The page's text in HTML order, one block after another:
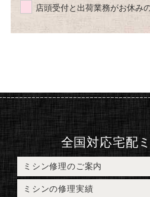
店頭受付と出荷業務がお休み
全国対応宅配
ミシン修理のご案内
ミシンの修理実績